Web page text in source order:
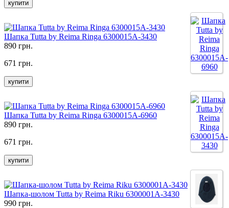
купити
Шапка Tutta by Reima Ringa 6300015A-3430
890 грн.
671 грн.
купити
Шапка Tutta by Reima Ringa 6300015A-6960
890 грн.
671 грн.
купити
Шапка-шолом Tutta by Reima Riku 6300001A-3430
990 грн.